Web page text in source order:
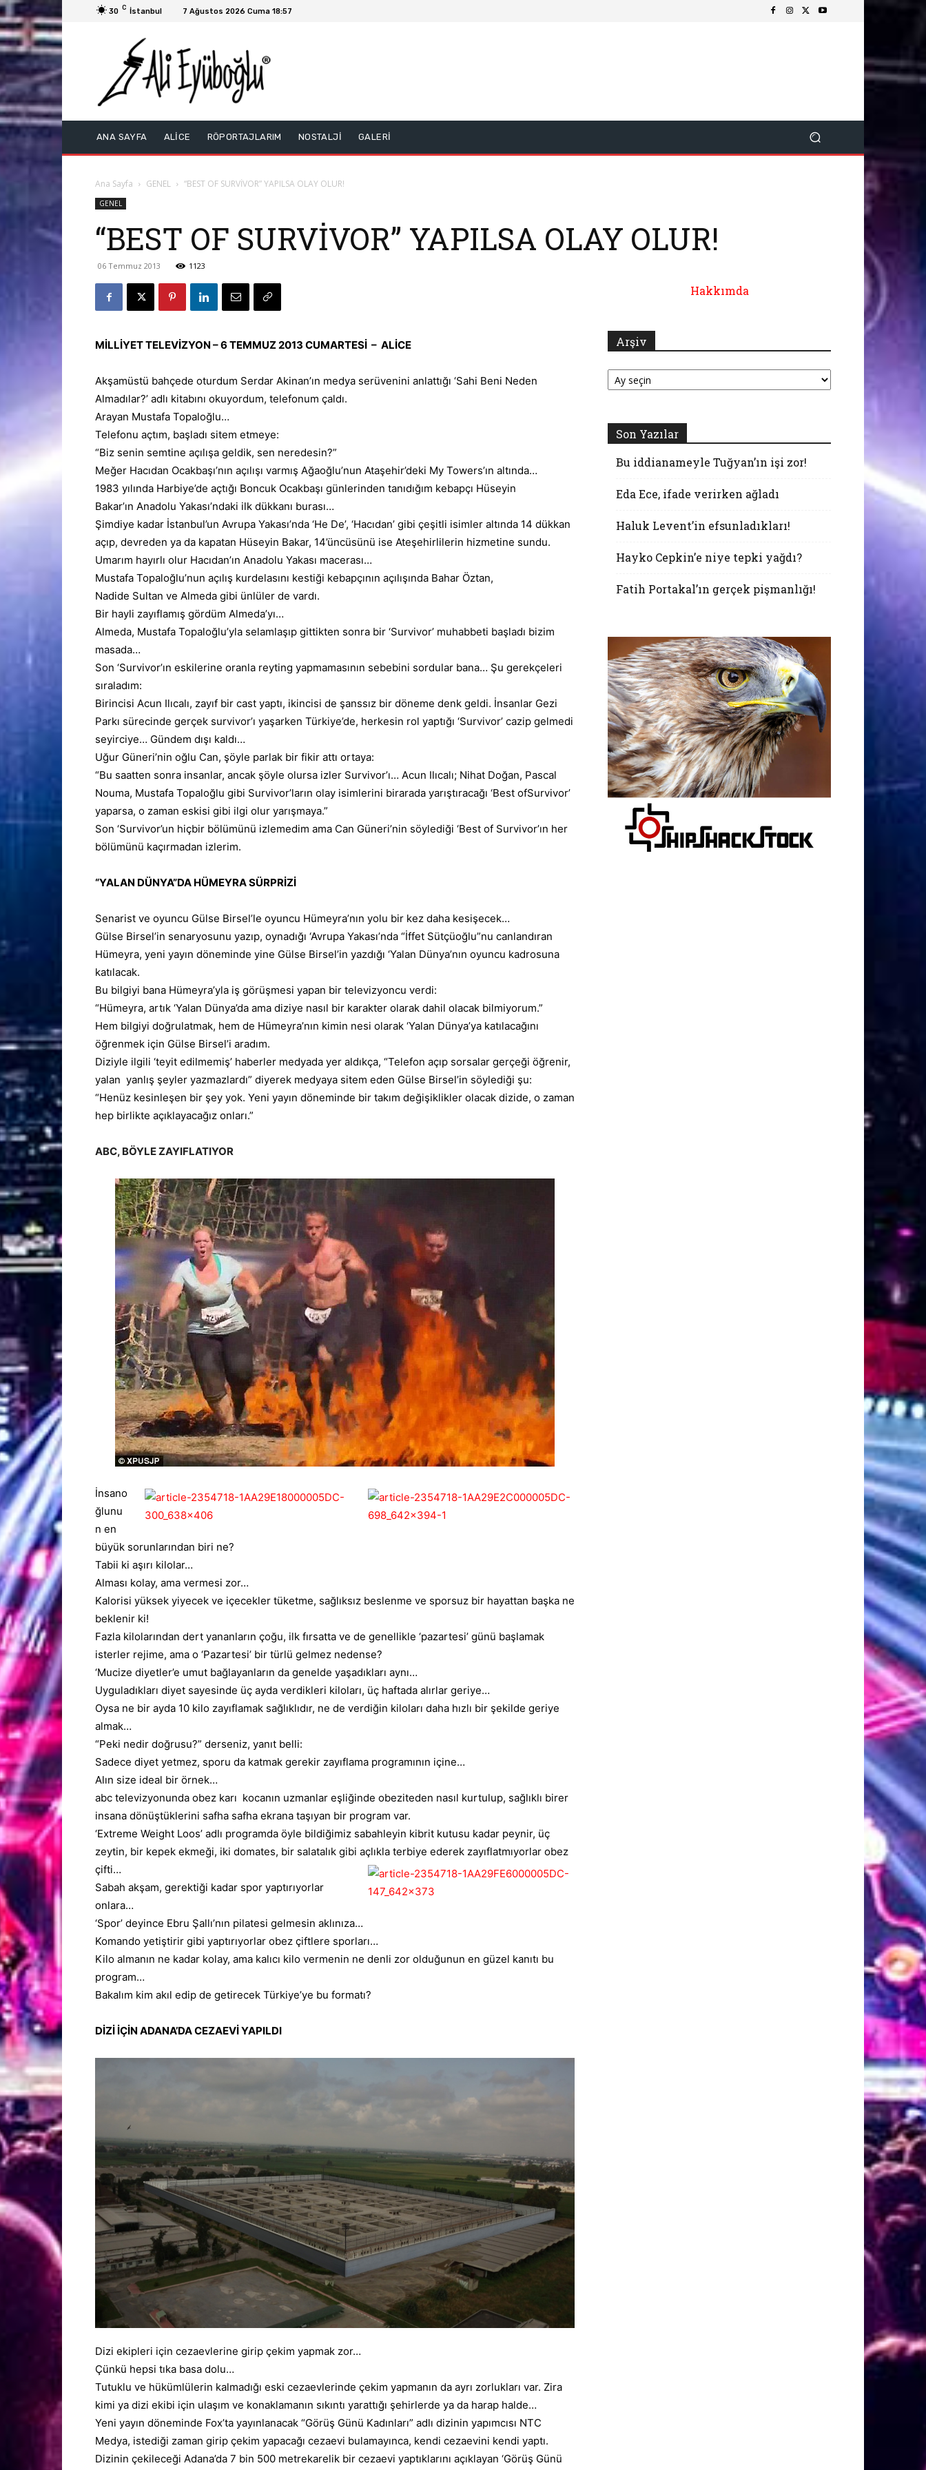
30 C İstanbul 7 Ağustos 2026 Cuma 18:57
ANA SAYFA ALİCE RÖPORTAJLARIM NOSTALJİ GALERİ
Ana Sayfa GENEL “BEST OF SURVİVOR” YAPILSA OLAY OLUR!
GENEL
“BEST OF SURVİVOR” YAPILSA OLAY OLUR!
06 Temmuz 2013 1123
MİLLİYET TELEVİZYON – 6 TEMMUZ 2013 CUMARTESİ – ALİCE
Akşamüstü bahçede oturdum Serdar Akinan’ın medya serüvenini anlattığı ‘Sahi Beni Neden
Almadılar?’ adlı kitabını okuyordum, telefonum çaldı.
Arayan Mustafa Topaloğlu…
Telefonu açtım, başladı sitem etmeye:
“Biz senin semtine açılışa geldik, sen neredesin?”
Meğer Hacıdan Ocakbaşı’nın açılışı varmış Ağaoğlu’nun Ataşehir’deki My Towers’ın altında…
1983 yılında Harbiye’de açtığı Boncuk Ocakbaşı günlerinden tanıdığım kebapçı Hüseyin
Bakar’ın Anadolu Yakası’ndaki ilk dükkanı burası…
Şimdiye kadar İstanbul’un Avrupa Yakası’nda ‘He De’, ‘Hacıdan’ gibi çeşitli isimler altında 14 dükkan
açıp, devreden ya da kapatan Hüseyin Bakar, 14’üncüsünü ise Ateşehirlilerin hizmetine sundu.
Umarım hayırlı olur Hacıdan’ın Anadolu Yakası macerası…
Mustafa Topaloğlu’nun açılış kurdelasını kestiği kebapçının açılışında Bahar Öztan,
Nadide Sultan ve Almeda gibi ünlüler de vardı.
Bir hayli zayıflamış gördüm Almeda’yı…
Almeda, Mustafa Topaloğlu’yla selamlaşıp gittikten sonra bir ‘Survivor’ muhabbeti başladı bizim
masada…
Son ‘Survivor’ın eskilerine oranla reyting yapmamasının sebebini sordular bana… Şu gerekçeleri
sıraladım:
Birincisi Acun Ilıcalı, zayıf bir cast yaptı, ikincisi de şanssız bir döneme denk geldi. İnsanlar Gezi
Parkı sürecinde gerçek survivor’ı yaşarken Türkiye’de, herkesin rol yaptığı ‘Survivor’ cazip gelmedi
seyirciye… Gündem dışı kaldı…
Uğur Güneri’nin oğlu Can, şöyle parlak bir fikir attı ortaya:
“Bu saatten sonra insanlar, ancak şöyle olursa izler Survivor’ı… Acun Ilıcalı; Nihat Doğan, Pascal
Nouma, Mustafa Topaloğlu gibi Survivor’ların olay isimlerini birarada yarıştıracağı ‘Best ofSurvivor’
yaparsa, o zaman eskisi gibi ilgi olur yarışmaya.”
Son ‘Survivor’un hiçbir bölümünü izlemedim ama Can Güneri’nin söylediği ‘Best of Survivor’ın her
bölümünü kaçırmadan izlerim.
“YALAN DÜNYA”DA HÜMEYRA SÜRPRİZİ
Senarist ve oyuncu Gülse Birsel’le oyuncu Hümeyra’nın yolu bir kez daha kesişecek…
Gülse Birsel’in senaryosunu yazıp, oynadığı ‘Avrupa Yakası’nda “İffet Sütçüoğlu”nu canlandıran
Hümeyra, yeni yayın döneminde yine Gülse Birsel’in yazdığı ‘Yalan Dünya’nın oyuncu kadrosuna
katılacak.
Bu bilgiyi bana Hümeyra’yla iş görüşmesi yapan bir televizyoncu verdi:
“Hümeyra, artık ‘Yalan Dünya’da ama diziye nasıl bir karakter olarak dahil olacak bilmiyorum.”
Hem bilgiyi doğrulatmak, hem de Hümeyra’nın kimin nesi olarak ‘Yalan Dünya’ya katılacağını
öğrenmek için Gülse Birsel’i aradım.
Diziyle ilgili ‘teyit edilmemiş’ haberler medyada yer aldıkça, “Telefon açıp sorsalar gerçeği öğrenir,
yalan yanlış şeyler yazmazlardı” diyerek medyaya sitem eden Gülse Birsel’in söylediği şu:
“Henüz kesinleşen bir şey yok. Yeni yayın döneminde bir takım değişiklikler olacak dizide, o zaman
hep birlikte açıklayacağız onları.”
ABC, BÖYLE ZAYIFLATIYOR
İnsano
ğlunu
n en
büyük sorunlarından biri ne?
Tabii ki aşırı kilolar…
Alması kolay, ama vermesi zor…
Kalorisi yüksek yiyecek ve içecekler tüketme, sağlıksız beslenme ve sporsuz bir hayattan başka ne
beklenir ki!
Fazla kilolarından dert yananların çoğu, ilk fırsatta ve de genellikle ‘pazartesi’ günü başlamak
isterler rejime, ama o ‘Pazartesi’ bir türlü gelmez nedense?
‘Mucize diyetler’e umut bağlayanların da genelde yaşadıkları aynı…
Uyguladıkları diyet sayesinde üç ayda verdikleri kiloları, üç haftada alırlar geriye…
Oysa ne bir ayda 10 kilo zayıflamak sağlıklıdır, ne de verdiğin kiloları daha hızlı bir şekilde geriye
almak…
“Peki nedir doğrusu?” derseniz, yanıt belli:
Sadece diyet yetmez, sporu da katmak gerekir zayıflama programının içine…
Alın size ideal bir örnek…
abc televizyonunda obez karı kocanın uzmanlar eşliğinde obeziteden nasıl kurtulup, sağlıklı birer
insana dönüştüklerini safha safha ekrana taşıyan bir program var.
‘Extreme Weight Loos’ adlı programda öyle bildiğimiz sabahleyin kibrit kutusu kadar peynir, üç
zeytin, bir kepek ekmeği, iki domates, bir salatalık gibi açlıkla terbiye ederek zayıflatmıyorlar obez
çifti…
Sabah akşam, gerektiği kadar spor yaptırıyorlar
onlara…
‘Spor’ deyince Ebru Şallı’nın pilatesi gelmesin aklınıza…
Komando yetiştirir gibi yaptırıyorlar obez çiftlere sporları…
Kilo almanın ne kadar kolay, ama kalıcı kilo vermenin ne denli zor olduğunun en güzel kanıtı bu
program…
Bakalım kim akıl edip de getirecek Türkiye’ye bu formatı?
DİZİ İÇİN ADANA’DA CEZAEVİ YAPILDI
Dizi ekipleri için cezaevlerine girip çekim yapmak zor…
Çünkü hepsi tıka basa dolu…
Tutuklu ve hükümlülerin kalmadığı eski cezaevlerinde çekim yapmanın da ayrı zorlukları var. Zira
kimi ya dizi ekibi için ulaşım ve konaklamanın sıkıntı yarattığı şehirlerde ya da harap halde…
Yeni yayın döneminde Fox’ta yayınlanacak “Görüş Günü Kadınları” adlı dizinin yapımcısı NTC
Medya, istediği zaman girip çekim yapacağı cezaevi bulamayınca, kendi cezaevini kendi yaptı.
Dizinin çekileceği Adana’da 7 bin 500 metrekarelik bir cezaevi yaptıklarını açıklayan ‘Görüş Günü
Hakkımda
Arşiv
Arşiv
Son Yazılar
Bu iddianameyle Tuğyan’ın işi zor!
Eda Ece, ifade verirken ağladı
Haluk Levent’in efsunladıkları!
Hayko Cepkin’e niye tepki yağdı?
Fatih Portakal’ın gerçek pişmanlığı!